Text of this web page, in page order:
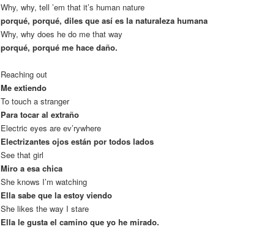
Why, why, tell ’em that it’s human nature
porqué, porqué, diles que así es la naturaleza humana
Why, why does he do me that way
porqué, porqué me hace daño.
Reaching out
Me extiendo
To touch a stranger
Para tocar al extraño
Electric eyes are ev’rywhere
Electrizantes ojos están por todos lados
See that girl
Miro a esa chica
She knows I’m watching
Ella sabe que la estoy viendo
She likes the way I stare
Ella le gusta el camino que yo he mirado.